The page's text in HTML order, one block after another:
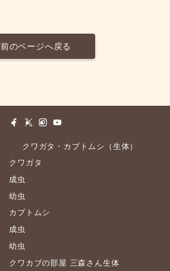
前のページへ戻る
クワガタ・カブトムシ（生体）
クワガタ
成虫
幼虫
カブトムシ
成虫
幼虫
クワカブの部屋 三森さん生体